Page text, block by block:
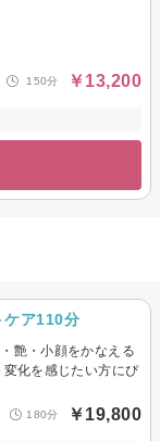
150分 ￥13,200
ケア110分
艶・小顔をかなえる
化を感じたい方にぴ
180分 ￥19,800